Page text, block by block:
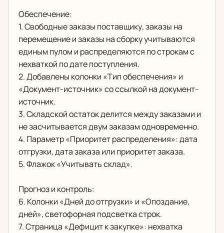
Обеспечение:
1. Свободные заказы поставщику, заказы на
перемещение и заказы на сборку учитываются
единым пулом и распределяются по строкам с
нехваткой по дате поступления.
2. Добавлены колонки «Тип обеспечения» и
«Документ-источник» со ссылкой на документ-
источник.
3. Складской остаток делится между заказами и
не засчитывается двум заказам одновременно.
4. Параметр «Приоритет распределения»: дата
отгрузки, дата заказа или приоритет заказа.
5. Флажок «Учитывать склад».
Прогноз и контроль:
6. Колонки «Дней до отгрузки» и «Опоздание,
дней», светофорная подсветка строк.
7. Страница «Дефицит к закупке»: нехватка